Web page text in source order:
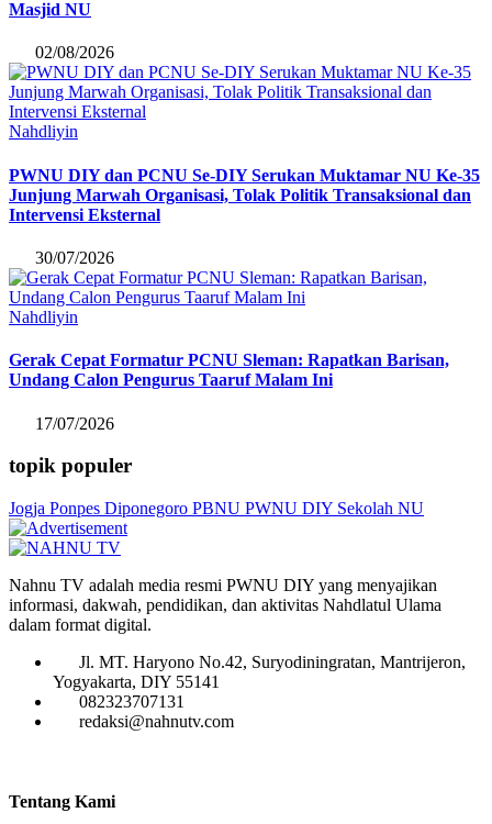
Masjid NU
02/08/2026
Nahdliyin
PWNU DIY dan PCNU Se-DIY Serukan Muktamar NU Ke-35
Junjung Marwah Organisasi, Tolak Politik Transaksional dan
Intervensi Eksternal
30/07/2026
Nahdliyin
Gerak Cepat Formatur PCNU Sleman: Rapatkan Barisan,
Undang Calon Pengurus Taaruf Malam Ini
17/07/2026
topik populer
Jogja Ponpes Diponegoro PBNU PWNU DIY Sekolah NU
Nahnu TV adalah media resmi PWNU DIY yang menyajikan
informasi, dakwah, pendidikan, dan aktivitas Nahdlatul Ulama
dalam format digital.
Jl. MT. Haryono No.42, Suryodiningratan, Mantrijeron,
Yogyakarta, DIY 55141
082323707131
redaksi@nahnutv.com
Tentang Kami